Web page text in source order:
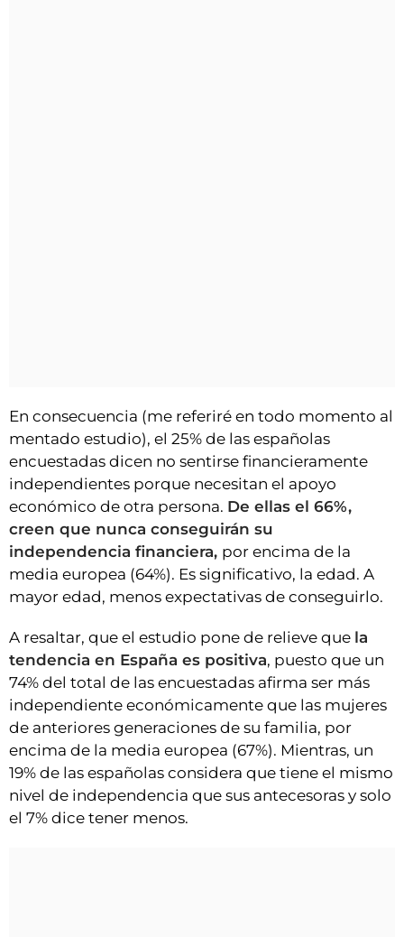
En consecuencia (me referiré en todo momento al
mentado estudio), el 25% de las españolas
encuestadas dicen no sentirse financieramente
independientes porque necesitan el apoyo
económico de otra persona. De ellas el 66%,
creen que nunca conseguirán su
independencia financiera, por encima de la
media europea (64%). Es significativo, la edad. A
mayor edad, menos expectativas de conseguirlo.
A resaltar, que el estudio pone de relieve que la
tendencia en España es positiva, puesto que un
74% del total de las encuestadas afirma ser más
independiente económicamente que las mujeres
de anteriores generaciones de su familia, por
encima de la media europea (67%). Mientras, un
19% de las españolas considera que tiene el mismo
nivel de independencia que sus antecesoras y solo
el 7% dice tener menos.